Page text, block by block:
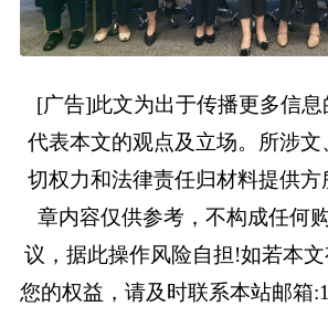
[广告]此文为出于传播更多信
代表本文的观点及立场。所涉文
切权力和法律责任归材料提供方
章内容仅供参考，不构成任何
议，据此操作风险自担!如若本
您的权益，请及时联系本站邮箱